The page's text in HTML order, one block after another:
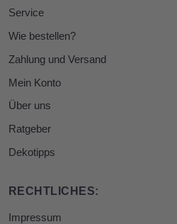
Service
Wie bestellen?
Zahlung und Versand
Mein Konto
Über uns
Ratgeber
Dekotipps
RECHTLICHES:
Impressum